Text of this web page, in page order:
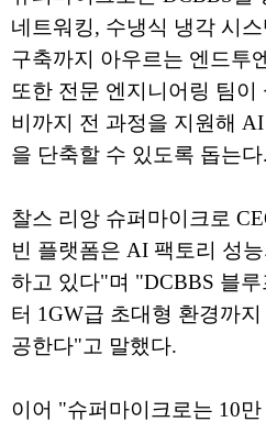
네트워킹, 수냉식 냉각 시
구축까지 아우르는 엔드투
또한 전문 엔지니어링 팀
비까지 전 과정을 지원해
을 단축할 수 있도록 돕는다.
찰스 리앙 슈퍼마이크로
빈 플랫폼은 AI 팩토리 성
하고 있다"며 "DCBBS 블
터 1GW급 초대형 환경까
공한다"고 말했다.
이어 "슈퍼마이크로는 10